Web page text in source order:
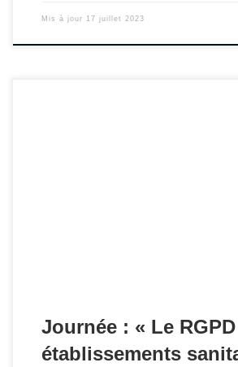
Mis à jour 17 juillet 2023
Journée : « Le
établissements